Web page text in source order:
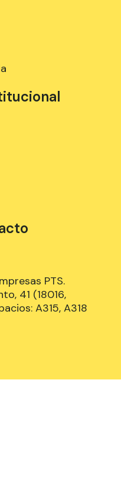
PTS.
41 (18016,
A315, A318